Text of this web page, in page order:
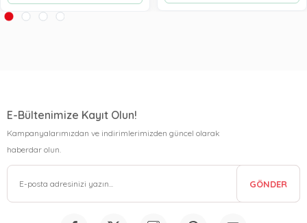
E-Bültenimize Kayıt Olun!
Kampanyalarımızdan ve indirimlerimizden güncel olarak
haberdar olun.
GÖNDER